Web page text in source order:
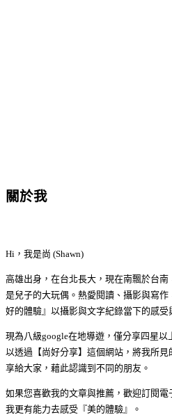
關於我
Hi，我是尚 (Shawn)
高雄出身，在台北長大，現在南飄於台
是兒子的大玩偶。熱愛閱讀、攝影與寫
好的體驗』以攝影與文字紀錄當下的感受
現為八級google在地導遊，僅分享四星
以透過【尚好分享】這個網站，將我所
享給大家，藉此認識到不同的朋友。
如果您喜歡我的文章與推薦，歡迎訂閱
我更有能力去感受『美的體驗』。